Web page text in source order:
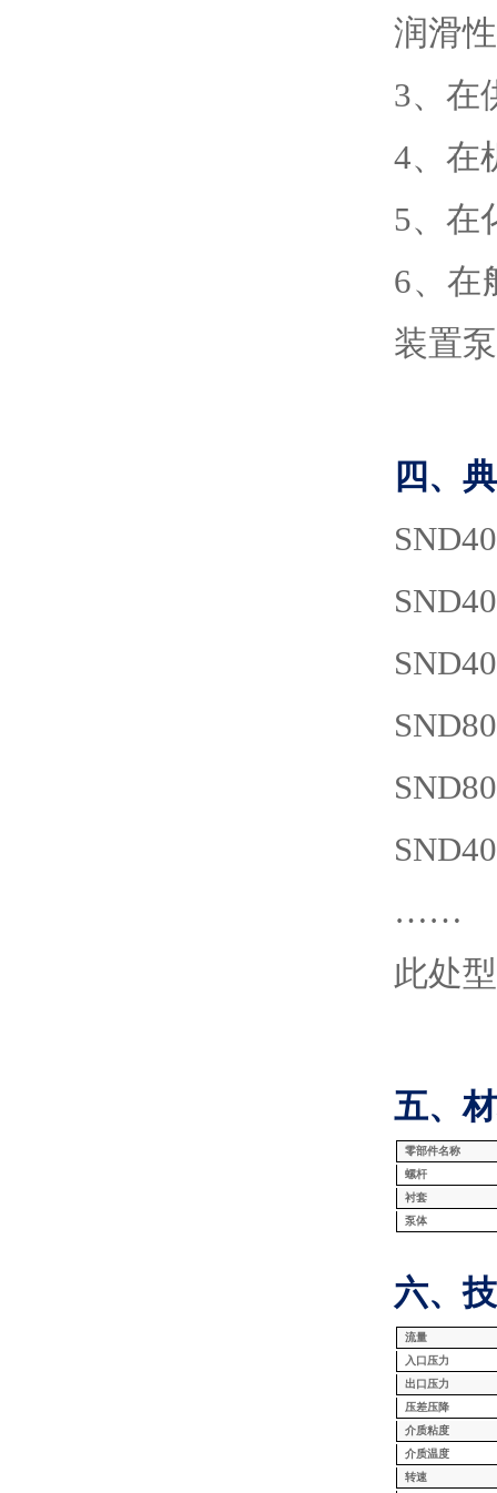
润滑
3、 在
4、 在
5、 在
6、在
装置
四、
SND40
SND40
SND40
SND80
SND80
SND40
……
此处
五、
零部件名称
螺杆
衬套
泵体
六、
流量
入口压力
出口压力
压差压降
介质粘度
介质温度
转速